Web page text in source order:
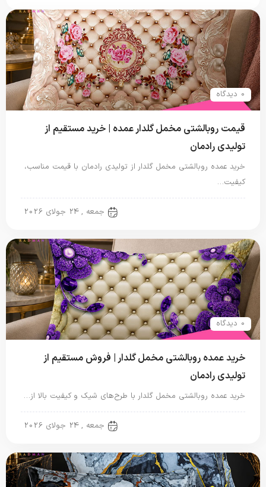
0 دیدگاه
قیمت روبالشتی مخمل گلدار عمده | خرید مستقیم از
تولیدی رادمان
خرید عمده روبالشتی مخمل گلدار از تولیدی رادمان با قیمت مناسب،
کیفیت…
جمعه , 24 جولای 2026
0 دیدگاه
خرید عمده روبالشتی مخمل گلدار | فروش مستقیم از
تولیدی رادمان
خرید عمده روبالشتی مخمل گلدار با طرح‌های شیک و کیفیت بالا از…
جمعه , 24 جولای 2026